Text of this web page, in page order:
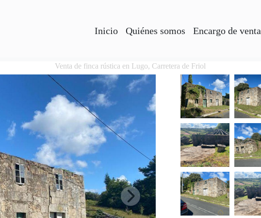
Inicio Quiénes somos Encargo de venta
Venta de finca rústica en Lugo, Carretera de Friol